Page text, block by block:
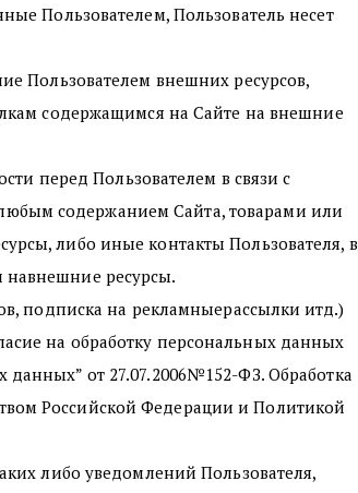
Пользователем, Пользователь несет
Пользователем внешних ресурсов,
содержащимся на Сайте на внешние
перед Пользователем в связи с
содержанием Сайта, товарами или
либо иные контакты Пользователя, в
ресурсы.
подписка на рекламныерассылки итд.)
на обработку персональных данных
от 27.07.2006№152-ФЗ. Обработка
Российской Федерации и Политикой
либо уведомлений Пользователя,